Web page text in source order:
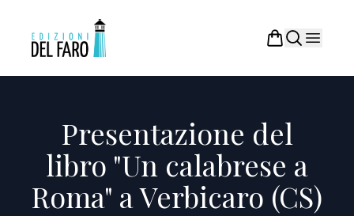
Presentazione del
libro "Un calabrese a
Roma" a Verbicaro (CS)